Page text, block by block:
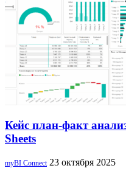
Кейс план-факт
Sheets
myBI Connect 23 октября 2025